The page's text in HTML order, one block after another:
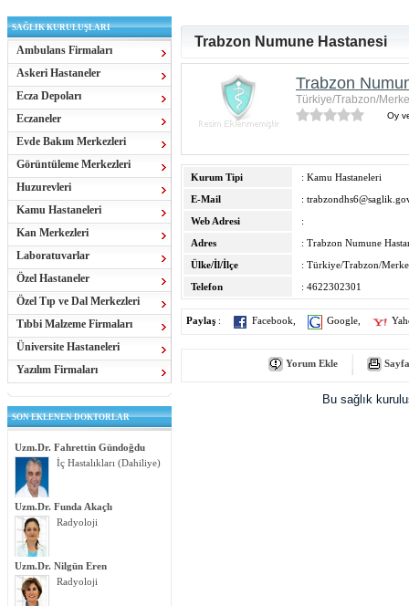
SAĞLIK KURULUŞLARI
Ambulans Firmaları
Askeri Hastaneler
Ecza Depoları
Eczaneler
Evde Bakım Merkezleri
Görüntüleme Merkezleri
Huzurevleri
Kamu Hastaneleri
Kan Merkezleri
Laboratuvarlar
Özel Hastaneler
Özel Tıp ve Dal Merkezleri
Tıbbi Malzeme Firmaları
Üniversite Hastaneleri
Yazılım Firmaları
SON EKLENEN DOKTORLAR
Uzm.Dr. Fahrettin Gündoğdu
İç Hastalıkları (Dahiliye)
Uzm.Dr. Funda Akaçlı
Radyoloji
Uzm.Dr. Nilgün Eren
Radyoloji
Trabzon Numune Hastanesi
Trabzon
Türkiye/Trabzon/
Oy
Kurum Tipi
: Kamu Hastaneleri
E-Mail
:
Web Adresi
:
Adres
: Trabzon Numune
Ülke/İl/İlçe
: Türkiye/Trabzon/
Telefon
: 4622302301
Paylaş : Facebook Google
Yorum Ekle
Bu sağlık